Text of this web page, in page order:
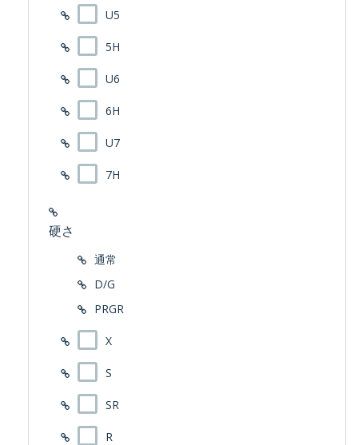
U5
5H
U6
6H
U7
7H
硬さ
通常
D/G
PRGR
X
S
SR
R